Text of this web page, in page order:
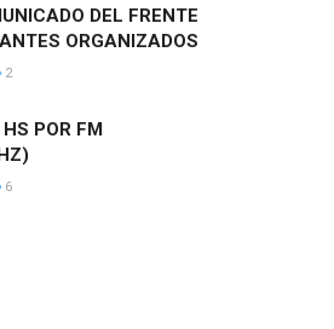
DEL FRENTE
ORGANIZADOS
2
POR FM
6